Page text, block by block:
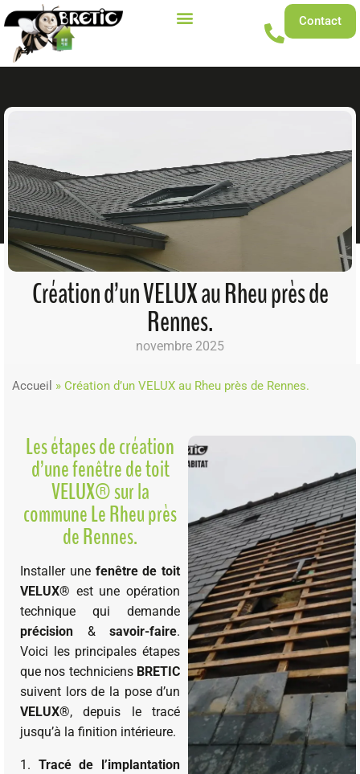
Contact
Création d’un VELUX au Rheu près de
Rennes.
novembre 2025
Accueil » Création d’un VELUX au Rheu près de Rennes.
Les étapes de création
d’une fenêtre de toit
VELUX® sur la
commune Le Rheu près
de Rennes.
Installer une fenêtre de toit
VELUX® est une opération
technique qui demande
précision &savoir-faire.
Voici les principales étapes
que nos techniciens BRETIC
suivent lors de la pose d’un
VELUX®, depuis le tracé
jusqu’à la finition intérieure.
1. Tracé de l’implantation